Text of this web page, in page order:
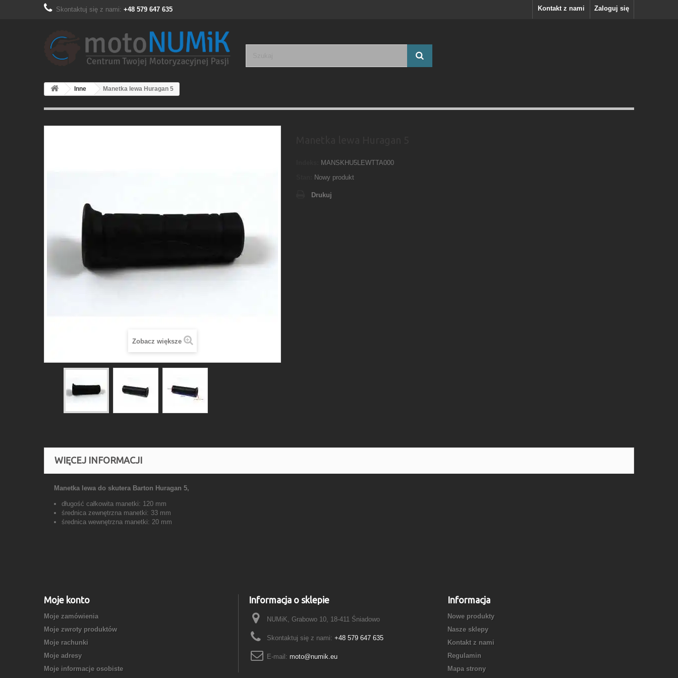
Zaloguj się
Kontakt z nami
Skontaktuj się z nami: +48 579 647 635
Inne Manetka lewa Huragan 5
Zobacz większe
MANSKHU5LEWTTA000
Nowy produkt
Drukuj
WIĘCEJ INFORMACJI
Manetka lewa do skutera Barton Huragan 5,
długość całkowita manetki: 120 mm
średnica zewnętrzna manetki: 33 mm
średnica wewnętrzna manetki: 20 mm
Moje konto
Moje zamówienia
Moje zwroty produktów
Moje rachunki
Moje adresy
Moje informacje osobiste
Informacja o sklepie
NUMiK, Grabowo 10, 18-411 Śniadowo
Skontaktuj się z nami: +48 579 647 635
E-mail: moto@numik.eu
Informacja
Nowe produkty
Nasze sklepy
Kontakt z nami
Regulamin
Mapa strony